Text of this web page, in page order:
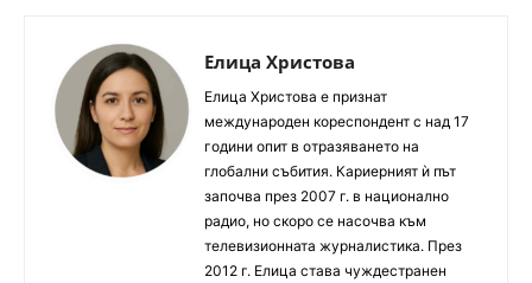
Елица Христова
Елица Христова е признат
международен кореспондент с над 17
години опит в отразяването на
глобални събития. Кариерният ѝ път
започва през 2007 г. в национално
радио, но скоро се насочва към
телевизионната журналистика. През
2012 г. Елица става чуждестранен